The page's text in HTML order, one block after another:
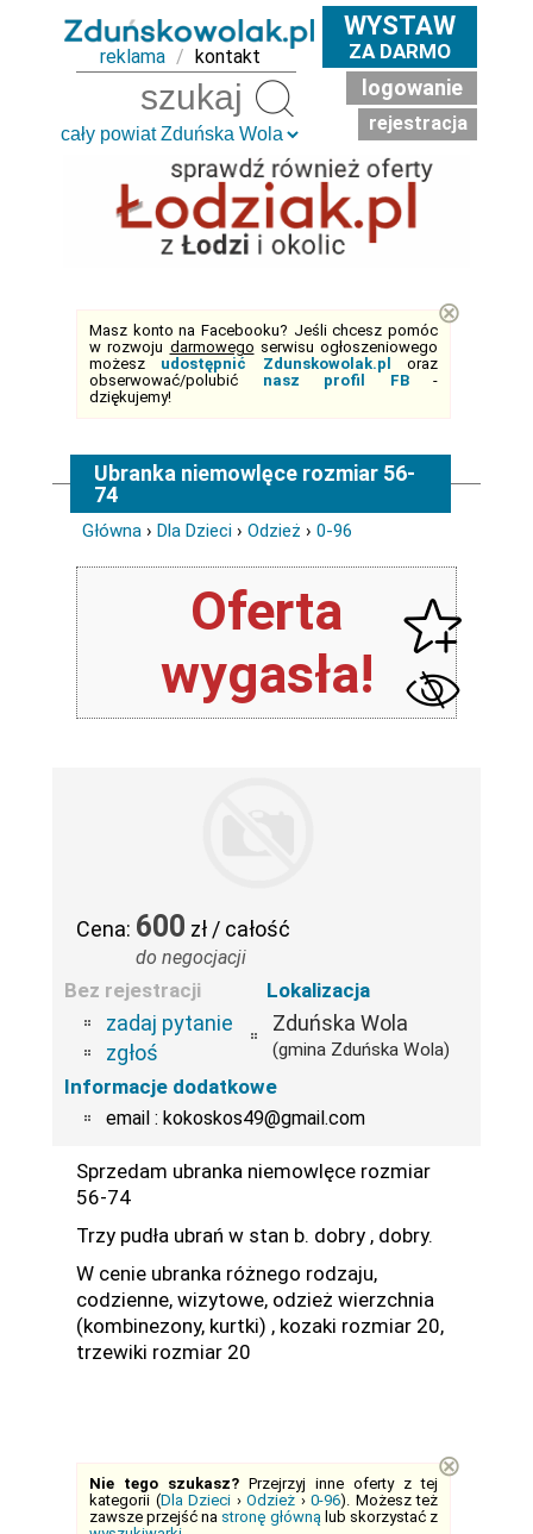
reklama / kontakt
WYSTAW
ZA DARMO
logowanie
rejestracja
Masz konto na Facebooku? Jeśli chcesz pomóc
w rozwoju darmowego serwisu ogłoszeniowego
możesz udostępnić Zdunskowolak.pl
oraz
obserwować/polubić nasz profil FB-
dziękujemy!
⊗
Ubranka niemowlęce rozmiar 56-
74
Główna › Dla Dzieci › Odzież › 0-96
Oferta
wygasła!
Cena: 600 zł / całość
do negocjacji
Bez rejestracji
zadaj pytanie
zgłoś
Lokalizacja
Zduńska Wola
(gmina Zduńska Wola)
Informacje dodatkowe
email : kokoskos49@gmail.com
Sprzedam ubranka niemowlęce rozmiar
56-74
Trzy pudła ubrań w stan b. dobry , dobry.
W cenie ubranka różnego rodzaju,
codzienne, wizytowe, odzież wierzchnia
(kombinezony, kurtki) , kozaki rozmiar 20,
trzewiki rozmiar 20
Nie tego szukasz? Przejrzyj inne oferty z tej
kategorii (Dla Dzieci › Odzież › 0-96). Możesz też
zawsze przejść na stronę głównąlub skorzystać z
⊗